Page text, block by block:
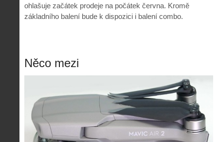
ohlašuje začátek prodeje na počátek června. Kromě
základního balení bude k dispozici i balení combo.
Něco mezi